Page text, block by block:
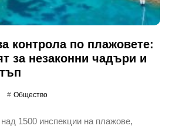
контрола по плажовете:
за незаконни чадъри и
Общество
1500 инспекции на плажове,